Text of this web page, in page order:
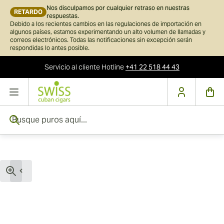
RETARDO
Nos disculpamos por cualquier retraso en nuestras
respuestas.
Debido a los recientes cambios en las regulaciones de importación en
algunos países, estamos experimentando un alto volumen de llamadas y
correos electrónicos. Todas las notificaciones sin excepción serán
respondidas lo antes posible.
Servicio al cliente Hotline+41 22 518 44 43